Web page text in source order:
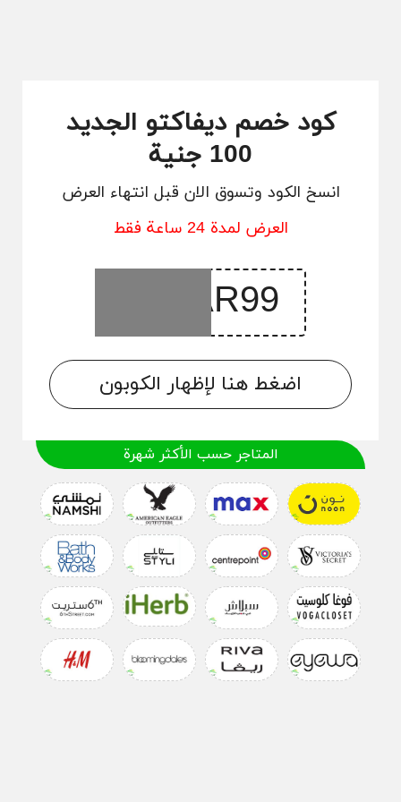
كود خصم ديفاكتو الجديد
100 جنية
انسخ الكود وتسوق الان قبل انتهاء العرض
العرض لمدة 24 ساعة فقط
اضغط هنا لإظهار الكوبون
المتاجر حسب الأكثر شهرة